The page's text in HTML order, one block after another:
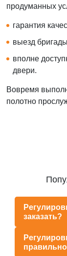
продуманных
гарантия
выезд
вполне
двери.
Вовремя
полотно
заказать?